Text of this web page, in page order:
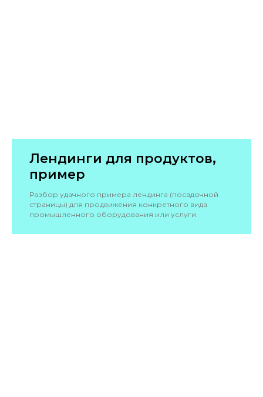
Лендинги для продуктов,
пример
Разбор удачного примера лендинга (посадочной
страницы) для продвижения конкретного вида
промышленного оборудования или услуги.